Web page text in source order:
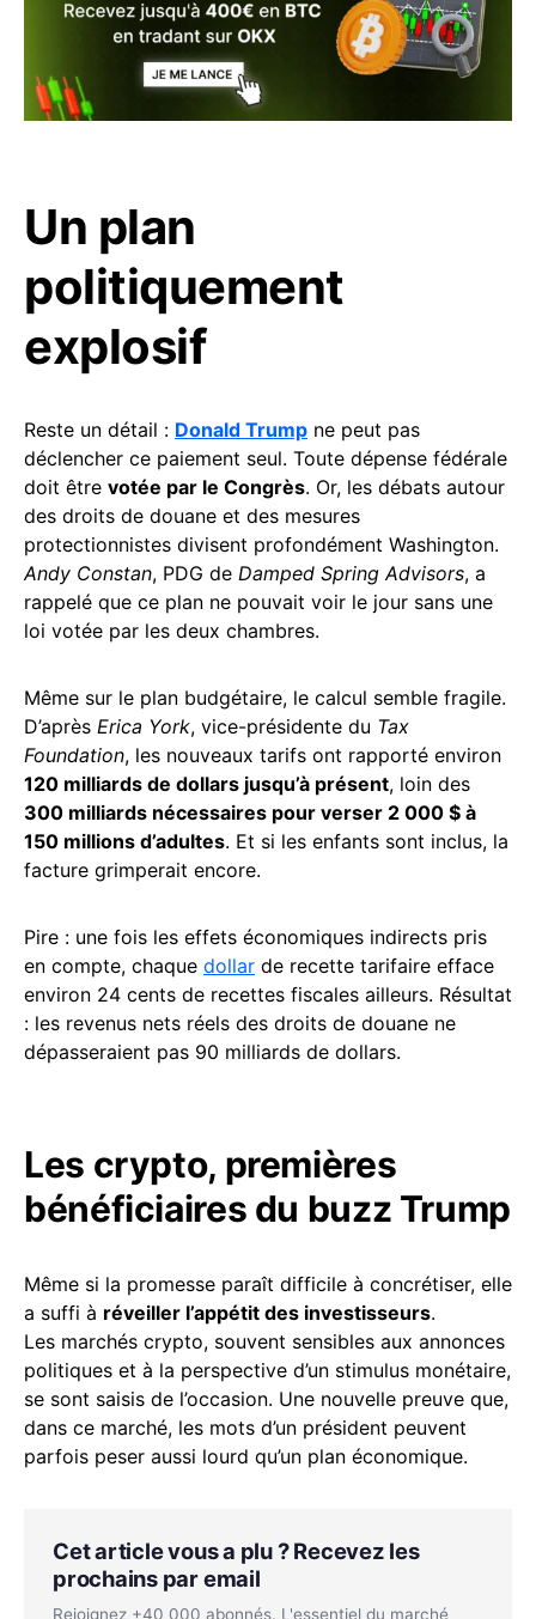
Un plan
politiquement
explosif
Reste un détail : Donald Trump ne peut pas
déclencher ce paiement seul. Toute dépense fédérale
doit être votée par le Congrès. Or, les débats autour
des droits de douane et des mesures
protectionnistes divisent profondément Washington.
Andy Constan, PDG de Damped Spring Advisors, a
rappelé que ce plan ne pouvait voir le jour sans une
loi votée par les deux chambres.
Même sur le plan budgétaire, le calcul semble fragile.
D’après Erica York, vice-présidente du Tax
Foundation, les nouveaux tarifs ont rapporté environ
120 milliards de dollars jusqu’à présent, loin des
300 milliards nécessaires pour verser 2 000 $ à
150 millions d’adultes. Et si les enfants sont inclus, la
facture grimperait encore.
Pire : une fois les effets économiques indirects pris
en compte, chaque dollar de recette tarifaire efface
environ 24 cents de recettes fiscales ailleurs. Résultat
: les revenus nets réels des droits de douane ne
dépasseraient pas 90 milliards de dollars.
Les crypto, premières
bénéficiaires du buzz Trump
Même si la promesse paraît difficile à concrétiser, elle
a suffi à réveiller l’appétit des investisseurs.
Les marchés crypto, souvent sensibles aux annonces
politiques et à la perspective d’un stimulus monétaire,
se sont saisis de l’occasion. Une nouvelle preuve que,
dans ce marché, les mots d’un président peuvent
parfois peser aussi lourd qu’un plan économique.
Cet article vous a plu ? Recevez les
prochains par email
Rejoignez +40 000 abonnés. L'essentiel du marché